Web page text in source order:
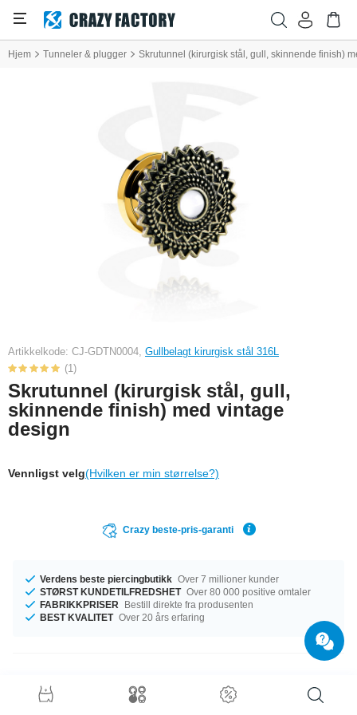
Hjem Tunneler & plugger Skrutunnel (kirurgisk stål, gull, skinnende finish)
Artikkelkode: CJ-GDTN0004, Gullbelagt kirurgisk stål 316L
(1)
Skrutunnel (kirurgisk stål, gull,
skinnende finish) med vintage
design
Vennligst velg(Hvilken er min størrelse?)
Crazy beste-pris-garanti
Verdens beste piercingbutikk Over 7 millioner kunder
STØRST KUNDETILFREDSHET Over 80 000 positive omtaler
FABRIKKPRISER
Bestill direkte fra produsenten
BEST KVALITET Over 20 års erfaring
Produktdetaljer